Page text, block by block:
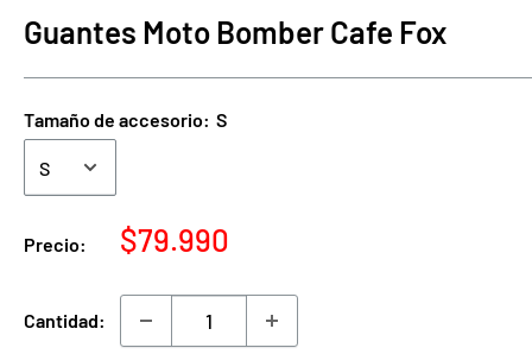
Guantes Moto Bomber Cafe Fox
Tamaño de accesorio: S
Precio:
Precio
venta
$79.990
Cantidad: